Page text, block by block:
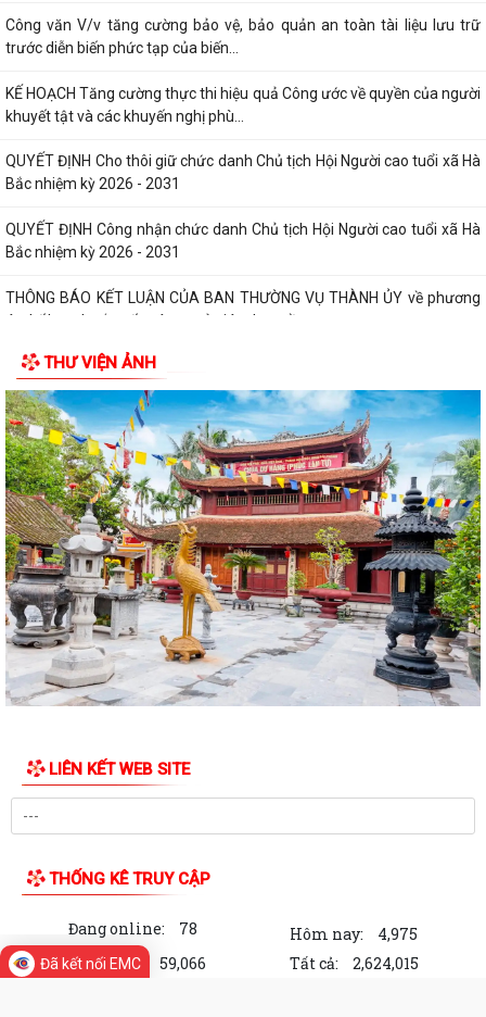
Công văn V/v tăng cường bảo vệ, bảo quản an toàn tài liệu lưu trữ
trước diễn biến phức tạp của biến...
KẾ HOẠCH Tăng cường thực thi hiệu quả Công ước về quyền của người
khuyết tật và các khuyến nghị phù...
QUYẾT ĐỊNH Cho thôi giữ chức danh Chủ tịch Hội Người cao tuổi xã Hà
Bắc nhiệm kỳ 2026 - 2031
QUYẾT ĐỊNH Công nhận chức danh Chủ tịch Hội Người cao tuổi xã Hà
Bắc nhiệm kỳ 2026 - 2031
THÔNG BÁO KẾT LUẬN CỦA BAN THƯỜNG VỤ THÀNH ỦY về phương
án, kế hoạch sắp xếp các cơ sở giáo dục mầm...
QUYẾT ĐỊNH Về việc công nhận người tham gia hoạt động ở thôn Cổ
Chẩm 1
QUYẾT ĐỊNH Về việc công nhận người tham gia hoạt động ở thôn Cổ
Chẩm 2
TỜ TRÌNH Về việc bổ nhiệm và xếp lương đối với viên chức trúng tuyển
kỳ xét thăng hạng chức danh...
TỜ TRÌNH V/v xin ý kiến về Báo cáo Tổng kết năm học 2025 - 2026 và
Kế hoạch Tổ chức Hội nghị Tổng...
Công văn về việc triển khai bồi dưỡng thường xuyên trên nền tảng
"Bình dân học vụ số"
Hà Bắc: Hiệu quả từ mô hình hỗ trợ gà giống cho người dân trên địa
QUYẾT ĐỊNH Về việc bổ sung kinh phí để thực hiện Chương trình phòng
chống tệ nạn mại dâm, Chương...
30/7/2026 của Ban Chỉ đạo 10296/BCA Bộ...
QUYẾT ĐỊNH Về việc công nhận người tham gia hoạt động ở thôn Cam
THƯ VIỆN ẢNH
LIÊN KẾT WEB SITE
THỐNG KÊ TRUY CẬP
Đang online: 78 Hôm nay:
4,975
Trong tuần:
59,066 Tất cả: 2,624,015
Đã kết nối EMC